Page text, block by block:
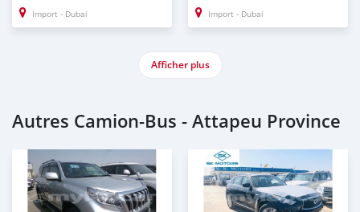
Import - Dubai Import - Dubai
Afficher plus
Autres Camion‒Bus - Attapeu Province